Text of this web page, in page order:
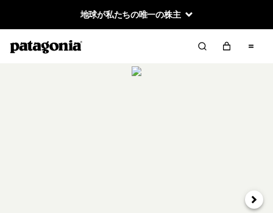
地球が私たちの唯一の株主
次へ